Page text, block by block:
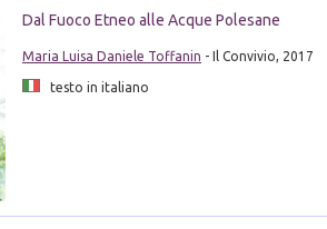
Dal Fuoco Etneo alle Acque Polesane
Maria Luisa Daniele Toffanin - Il Convivio, 2017
testo in italiano